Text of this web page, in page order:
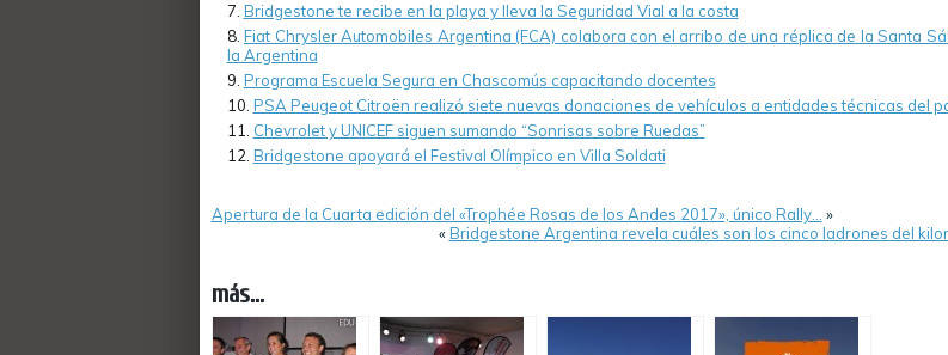
Bridgestone te recibe en la playa y lleva la Seguridad Vial a la costa
Fiat Chrysler Automobiles Argentina (FCA) colabora con el arribo de una réplica de la Santa
la Argentina
Programa Escuela Segura en Chascomús capacitando docentes
PSA Peugeot Citroën realizó siete nuevas donaciones de vehículos a entidades técnicas del
Chevrolet y UNICEF siguen sumando “Sonrisas sobre Ruedas”
Bridgestone apoyará el Festival Olímpico en Villa Soldati
Apertura de la Cuarta edición del «Trophée Rosas de los Andes 2017», único Rally…
»
«Bridgestone Argentina revela cuáles son los cinco ladrones del
más...